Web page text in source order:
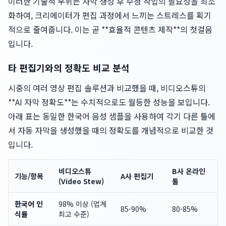
화하여, 크리에이터가 편집 과정에서 느끼는 스트레스를 획기
적으로 줄여줍니다. 이는 곧 **효율적 콘텐츠 제작**의 첫걸음
입니다.
타 편집기와의 정확도 비교 분석
시중의 여러 영상 편집 솔루션과 비교했을 때, 비디오스튜의
**AI 자막 정확도**는 수치적으로도 월등한 성능을 보입니다.
아래 표는 동일한 한국어 음성 샘플을 사용하여 각기 다른 툴에
서 자동 자막을 생성했을 때의 정확도를 개념적으로 비교한 것
입니다.
기능/항목
비디오스튜
(Video Stew)
A사 편집기
B사 온라인
툴
한국어 인
식률
98% 이상 (업계
최고 수준)
85-90% 80-85%